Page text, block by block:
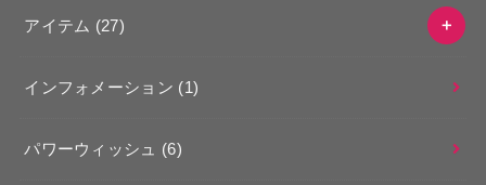
アイテム (27)
インフォメーション (1)
パワーウィッシュ (6)